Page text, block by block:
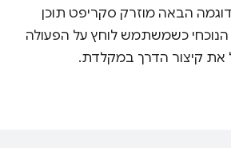
הבאה מוזרק סקריפט תוכן
כשמשתמש לוחץ על הפעולה
את קיצור הדרך במקלדת.